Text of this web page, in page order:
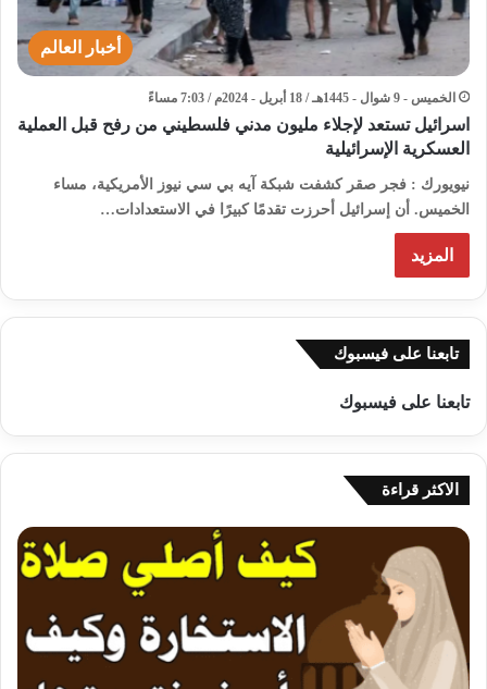
أخبار العالم
الخميس - 9 شوال - 1445هـ / 18 أبريل - 2024م / 7:03 مساءً
اسرائيل تستعد لإجلاء مليون مدني فلسطيني من رفح قبل العملية
العسكرية الإسرائيلية
نيويورك : فجر صقر كشفت شبكة آيه بي سي نيوز الأمريكية، مساء
الخميس. أن إسرائيل أحرزت تقدمًا كبيرًا في الاستعدادات…
المزيد
تابعنا على فيسبوك
تابعنا على فيسبوك
الاكثر قراءة